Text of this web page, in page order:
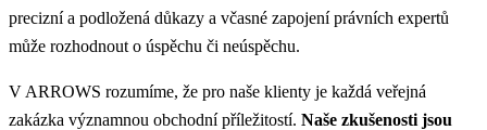
precizní a podložená důkazy a včasné zapojení právních expertů
může rozhodnout o úspěchu či neúspěchu.
V ARROWS rozumíme, že pro naše klienty je každá veřejná
zakázka významnou obchodní příležitostí. Naše zkušenosti jsou